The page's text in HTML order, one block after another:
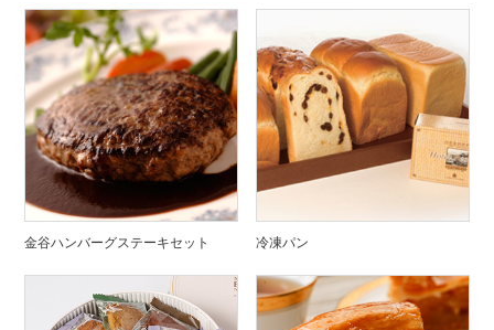
金谷ハンバーグステーキセット 冷凍パン